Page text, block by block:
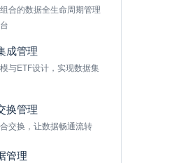
合的数据全生命周期管理
成管理
与ETF设计，实现数据集
换管理
交换，让数据畅通流转
管理